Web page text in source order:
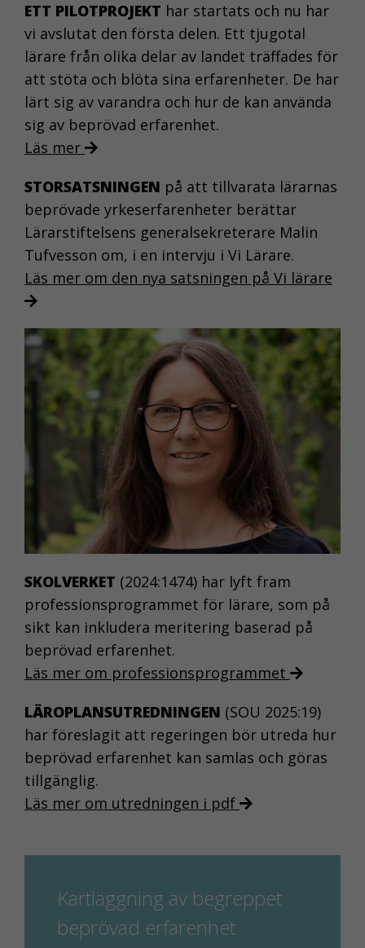
ETT PILOTPROJEKT har startats och nu har
vi avslutat den första delen. Ett tjugotal
lärare från olika delar av landet träffades för
att stöta och blöta sina erfarenheter. De har
lärt sig av varandra och hur de kan använda
sig av beprövad erfarenhet.
Läs mer
STORSATSNINGEN på att tillvarata lärarnas
beprövade yrkeserfarenheter berättar
Lärarstiftelsens generalsekreterare Malin
Tufvesson om, i en intervju i Vi Lärare.
Läs mer om den nya satsningen på Vi lärare
SKOLVERKET (2024:1474) har lyft fram
professionsprogrammet för lärare, som på
sikt kan inkludera meritering baserad på
beprövad erfarenhet.
Läs mer om professionsprogrammet
LÄROPLANSUTREDNINGEN (SOU 2025:19)
har föreslagit att regeringen bör utreda hur
beprövad erfarenhet kan samlas och göras
tillgänglig.
Läs mer om utredningen i pdf
Kartläggning av begreppet
beprövad erfarenhet